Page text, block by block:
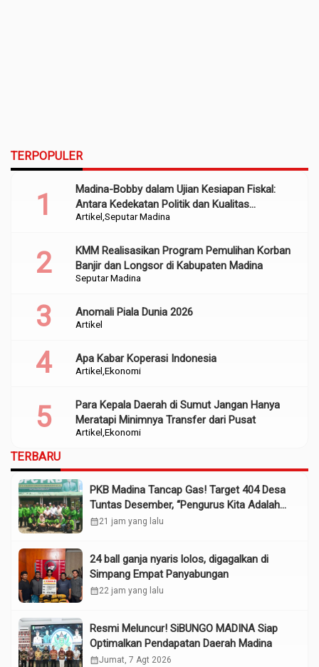
TERPOPULER
Artikel Seputar Madina
Madina-Bobby dalam Ujian Kesiapan Fiskal:
Antara Kedekatan Politik dan Kualitas
Perencanaan
Seputar Madina
KMM Realisasikan Program Pemulihan Korban
Banjir dan Longsor di Kabupaten Madina
Artikel
Anomali Piala Dunia 2026
Artikel Ekonomi
Apa Kabar Koperasi Indonesia
Artikel Ekonomi
Para Kepala Daerah di Sumut Jangan Hanya
Meratapi Minimnya Transfer dari Pusat
TERBARU
PKB Madina Tancap Gas! Target 404 Desa
Tuntas Desember, “Pengurus Kita Adalah
Tokoh”
calendar_month21 jam yang lalu
24 ball ganja nyaris lolos, digagalkan di
Simpang Empat Panyabungan
calendar_month22 jam yang lalu
Resmi Meluncur! SiBUNGO MADINA Siap
Optimalkan Pendapatan Daerah Madina
calendar_monthJumat, 7 Agt 2026